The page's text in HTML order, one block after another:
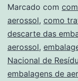
Marcado com
aerossol, como
descarte das
aerossol,
Nacional de
embalagens de